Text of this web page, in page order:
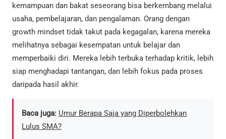
kemampuan dan bakat seseorang bisa berkembang melalui
usaha, pembelajaran, dan pengalaman. Orang dengan
growth mindset tidak takut pada kegagalan, karena mereka
melihatnya sebagai kesempatan untuk belajar dan
memperbaiki diri. Mereka lebih terbuka terhadap kritik, lebih
siap menghadapi tantangan, dan lebih fokus pada proses
daripada hasil akhir.
Baca juga: Umur Berapa Saja yang Diperbolehkan
Lulus SMA?